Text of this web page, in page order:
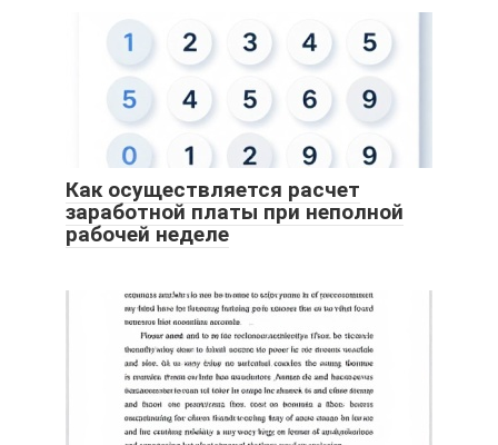
Как осуществляется расчет
заработной платы при неполной
рабочей неделе